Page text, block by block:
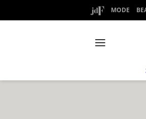
MODE